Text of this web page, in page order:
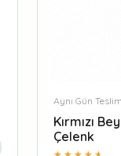
Aynı Gün
Kırmızı
Çelenk